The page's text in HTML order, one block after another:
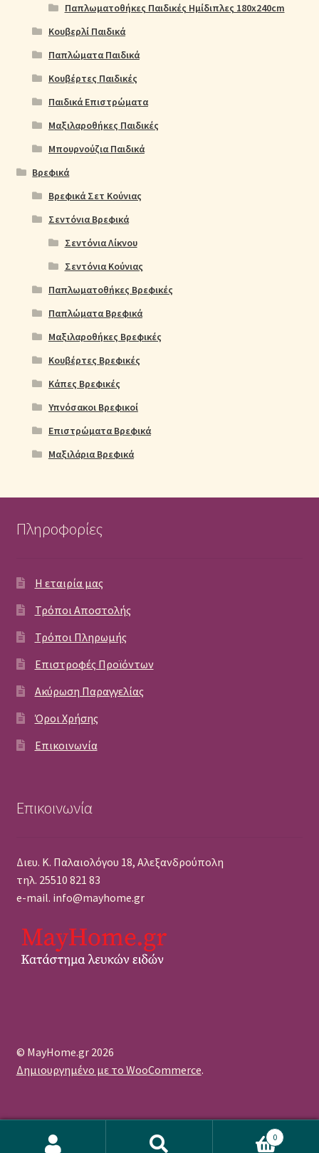
Παπλωματοθήκες Παιδικές Ημίδιπλες 180x240cm
Κουβερλί Παιδικά
Παπλώματα Παιδικά
Κουβέρτες Παιδικές
Παιδικά Επιστρώματα
Μαξιλαροθήκες Παιδικές
Μπουρνούζια Παιδικά
Βρεφικά
Βρεφικά Σετ Κούνιας
Σεντόνια Βρεφικά
Σεντόνια Λίκνου
Σεντόνια Κούνιας
Παπλωματοθήκες Βρεφικές
Παπλώματα Βρεφικά
Μαξιλαροθήκες Βρεφικές
Κουβέρτες Βρεφικές
Κάπες Βρεφικές
Υπνόσακοι Βρεφικοί
Επιστρώματα Βρεφικά
Μαξιλάρια Βρεφικά
Πληροφορίες
Η εταιρία μας
Τρόποι Αποστολής
Τρόποι Πληρωμής
Επιστροφές Προϊόντων
Ακύρωση Παραγγελίας
Όροι Χρήσης
Επικοινωνία
Επικοινωνία
Διευ. Κ. Παλαιολόγου 18, Αλεξανδρούπολη
τηλ. 25510 821 83
e-mail. info@mayhome.gr
© MayHome.gr 2026
Δημιουργημένο με το WooCommerce.
0